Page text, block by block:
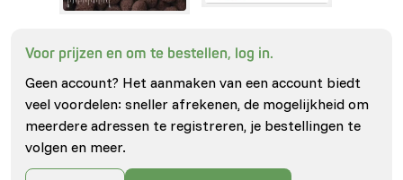
Voor prijzen en om te bestellen, log in.
Geen account? Het aanmaken van een account biedt
veel voordelen: sneller afrekenen, de mogelijkheid om
meerdere adressen te registreren, je bestellingen te
volgen en meer.